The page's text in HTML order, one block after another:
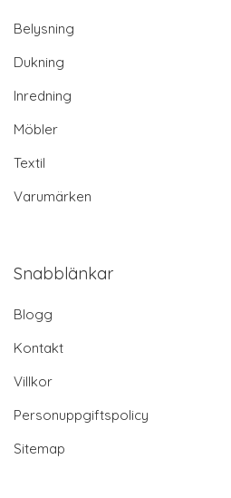
Belysning
Dukning
Inredning
Möbler
Textil
Varumärken
Snabblänkar
Blogg
Kontakt
Villkor
Personuppgiftspolicy
Sitemap